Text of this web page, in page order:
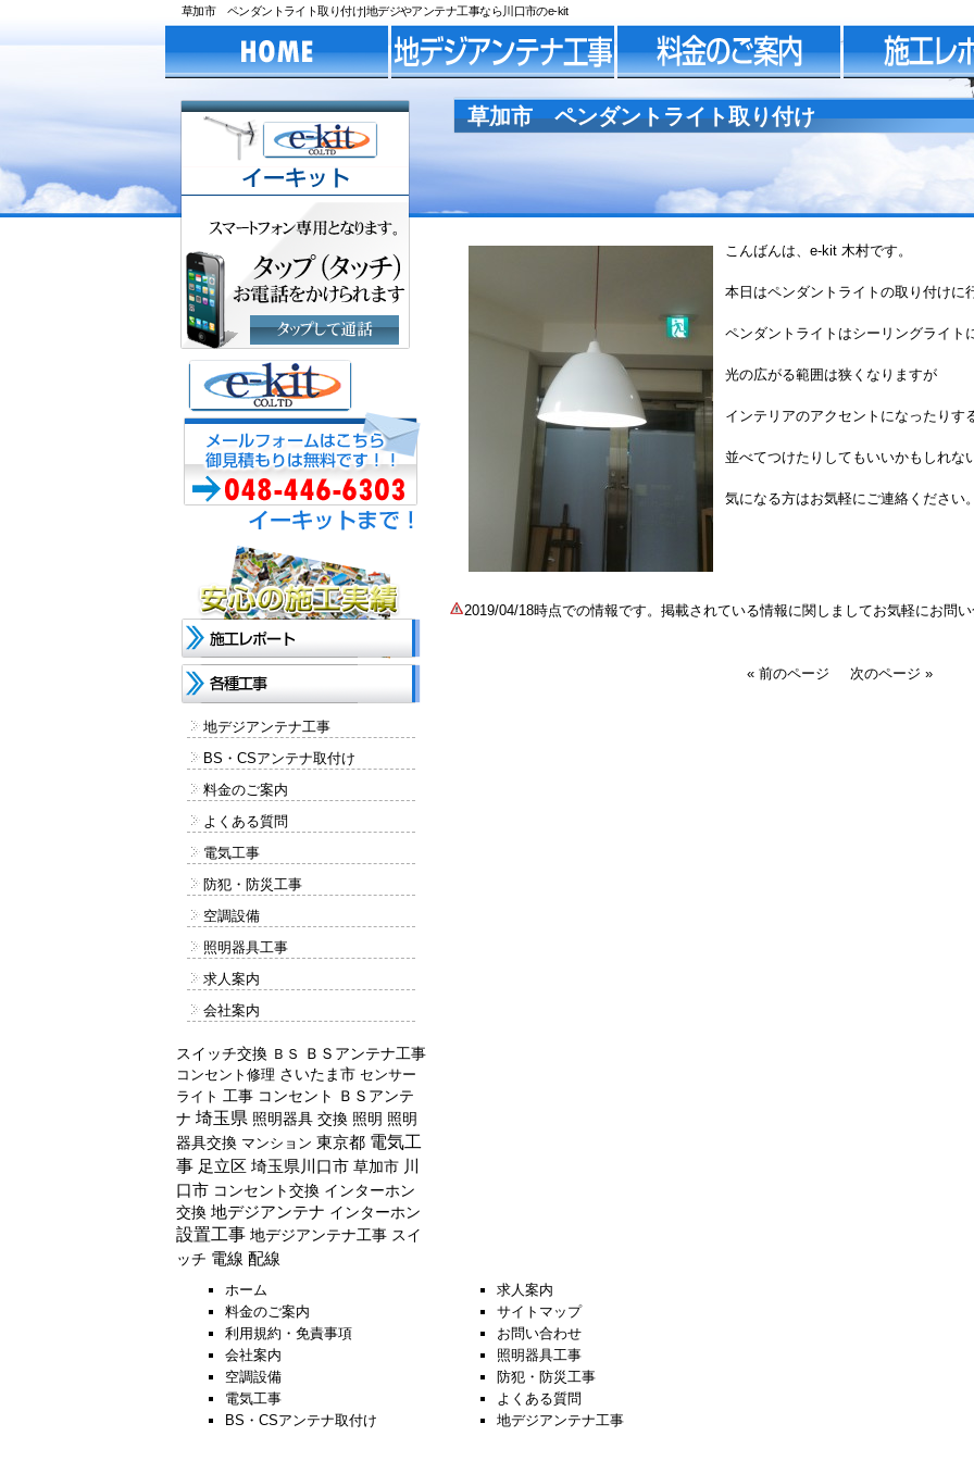
草加市 ペンダントライト取り付け|地デジやアンテナ工事なら川口市のe-kit
草加市 ペンダントライト取り付け
こんばんは、e-kit 木村です。
本日はペンダントライトの取り付けに
ペンダントライトはシーリングライト
光の広がる範囲は狭くなりますが
インテリアのアクセントになったりす
並べてつけたりしてもいいかもしれな
気になる方はお気軽にご連絡ください。
2019/04/18時点での情報です。掲載されている情報に関しましてお気軽にお問い
« 前のページ 次のページ »
地デジアンテナ工事
BS・CSアンテナ取付け
料金のご案内
よくある質問
電気工事
防犯・防災工事
空調設備
照明器具工事
求人案内
会社案内
スイッチ交換 ＢＳ ＢＳアンテナ工事
コンセント修理 さいたま市 センサー
ライト 工事 コンセント
ＢＳアンテ
ナ 埼玉県 照明器具 交換 照明 照明
器具交換 マンション 東京都 電気工
事 足立区 埼玉県川口市 草加市 川
口市 コンセント交換 インターホン
交換 地デジアンテナ インターホン
設置工事 地デジアンテナ工事 スイ
ッチ 電線 配線
ホーム
求人案内
料金のご案内
サイトマップ
利用規約・免責事項
お問い合わせ
会社案内
照明器具工事
空調設備
防犯・防災工事
電気工事
よくある質問
BS・CSアンテナ取付け
地デジアンテナ工事